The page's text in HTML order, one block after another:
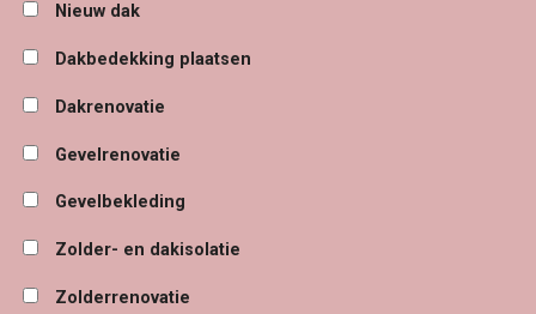
Nieuw dak
Dakbedekking plaatsen
Dakrenovatie
Gevelrenovatie
Gevelbekleding
Zolder- en dakisolatie
Zolderrenovatie